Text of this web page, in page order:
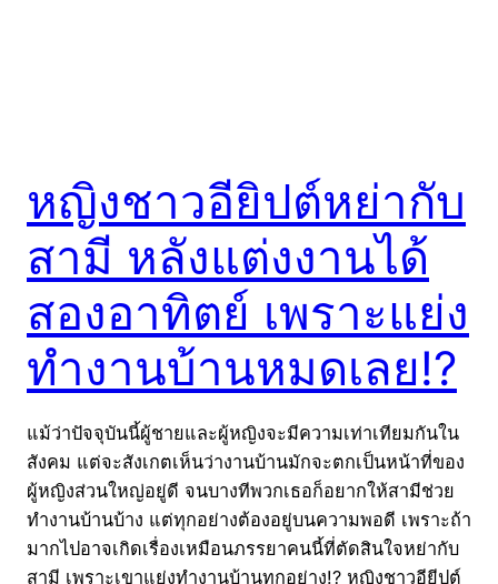
หญิงชาวอียิปต์หย่ากับ
สามี หลังแต่งงานได้
สองอาทิตย์ เพราะแย่ง
ทำงานบ้านหมดเลย!?
แม้ว่าปัจจุบันนี้ผู้ชายและผู้หญิงจะมีความเท่าเทียมกันใน
สังคม แต่จะสังเกตเห็นว่างานบ้านมักจะตกเป็นหน้าที่ของ
ผู้หญิงส่วนใหญ่อยู่ดี จนบางทีพวกเธอก็อยากให้สามีช่วย
ทำงานบ้านบ้าง แต่ทุกอย่างต้องอยู่บนความพอดี เพราะถ้า
มากไปอาจเกิดเรื่องเหมือนภรรยาคนนี้ที่ตัดสินใจหย่ากับ
สามี เพราะเขาแย่งทำงานบ้านทุกอย่าง!? หญิงชาวอียีปต์